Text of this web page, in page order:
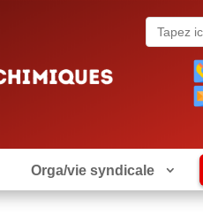
Search
for:
Orga/vie syndicale